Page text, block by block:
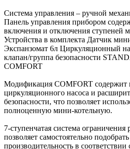
Система управления – ручной
Панель управления прибором
включения и отключения
Устройства в комплекта Датчик
Экспанзомат 6л Циркуляционный
клапан/группа безопасности
COMFORT
Модификация COMFORT содержит
циркуляционного насоса и
безопасности, что позволяет
полноценную мини-котельную.
7-ступенчатая система
позволяет самостоятельно
производительность в